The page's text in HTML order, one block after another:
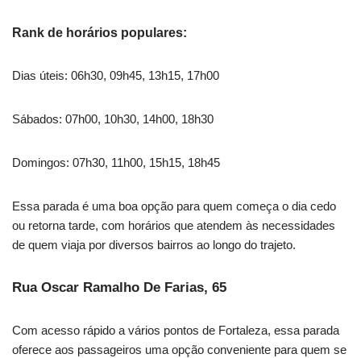
Rank de horários populares:
Dias úteis: 06h30, 09h45, 13h15, 17h00
Sábados: 07h00, 10h30, 14h00, 18h30
Domingos: 07h30, 11h00, 15h15, 18h45
Essa parada é uma boa opção para quem começa o dia cedo
ou retorna tarde, com horários que atendem às necessidades
de quem viaja por diversos bairros ao longo do trajeto.
Rua Oscar Ramalho De Farias, 65
Com acesso rápido a vários pontos de Fortaleza, essa parada
oferece aos passageiros uma opção conveniente para quem se